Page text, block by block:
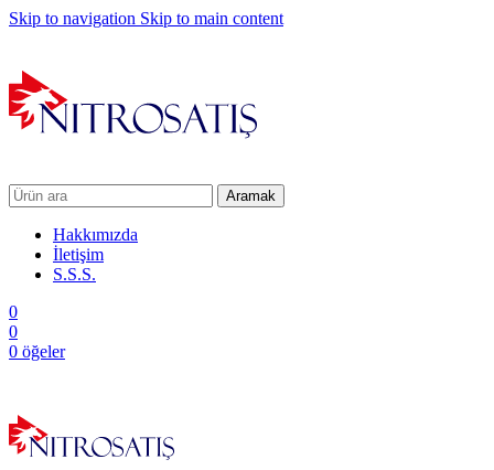
Skip to navigation Skip to main content
Aramak
Hakkımızda
İletişim
S.S.S.
0
0
0 öğeler